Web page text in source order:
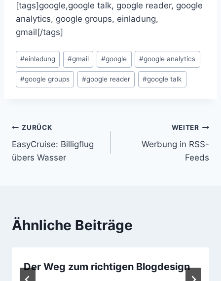
[tags]google,google talk, google reader, google
analytics, google groups, einladung,
gmail[/tags]
Schlagworte:
#einladung #gmail #google #google analytics
#google groups #google reader #google talk
Beitragsnavigation
ZURÜCK
EasyCruise: Billigflug
übers Wasser
WEITER
Werbung in RSS-
Feeds
Ähnliche Beiträge
Der Weg zum richtigen Blogdesign